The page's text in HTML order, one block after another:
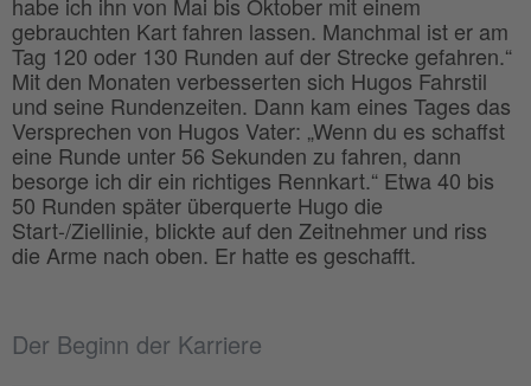
gebrauchten Kart fahren lassen. Manchmal ist er am
Tag 120 oder 130 Runden auf der Strecke gefahren.“
Mit den Monaten verbesserten sich Hugos Fahrstil
und seine Rundenzeiten. Dann kam eines Tages das
Versprechen von Hugos Vater: „Wenn du es schaffst
eine Runde unter 56 Sekunden zu fahren, dann
besorge ich dir ein richtiges Rennkart.“ Etwa 40 bis
50 Runden später überquerte Hugo die
Start-/Ziellinie, blickte auf den Zeitnehmer und riss
die Arme nach oben. Er hatte es geschafft.
Der Beginn der Karriere